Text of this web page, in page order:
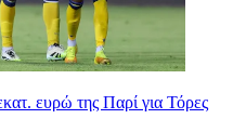
ευρώ της Παρί για Τόρες